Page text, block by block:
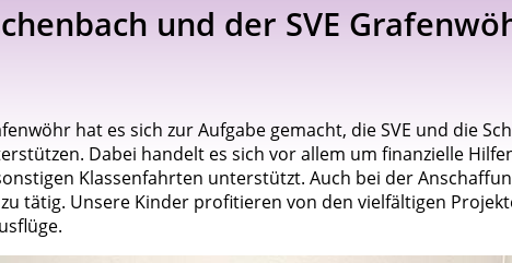
und der SVE
hat es sich zur Aufgabe gemacht, die SVE und die
Dabei handelt es sich vor allem um finanzielle
Klassenfahrten unterstützt. Auch bei der
tätig. Unsere Kinder profitieren von den vielfältigen